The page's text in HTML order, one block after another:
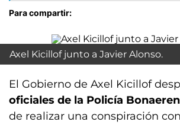
Para compartir:
Axel Kicillof junto a Javier Alonso.
El Gobierno de Axel Kicillof
oficiales de la Policía
de realizar una conspiración